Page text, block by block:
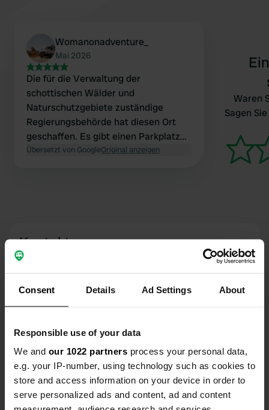
Consent Details Ad Settings About
Responsible use of your data
We and our 1022 partners process your personal data,
e.g. your IP-number, using technology such as cookies to
store and access information on your device in order to
serve personalized ads and content, ad and content
Womanonadventure_
Mai 2026
Die für die Verwaltung der
schottischen Wälder und
Naturschutzgebiete zuständige
Regierungsbehörde hat diesen Ort
geschaffen. Es gibt einen Parkplatz
mit Übernachtungsmöglichkeit gegen
die Anlage liegt weit genug von der
Übersetzt von GoogleOriginal anzeigen
Waren
Sagen
Kontakt
West Highland Way 4
Kopie
56° 31' 5" N 4° 46' 18" W
Kopie
56.51792 -4.77167
Sitecode